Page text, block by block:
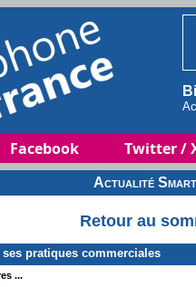
Facebook Twitter /
Actualité
Retour au
pratiques commerciales
...